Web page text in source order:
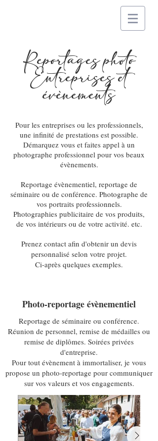
Reportages photo
Entreprises et
évènements
Pour les entreprises ou les professionnels,
une infinité de prestations est possible.
Démarquez vous et faites appel à un
photographe professionnel pour vos beaux
évènements.
Reportage évènementiel, reportage de
séminaire ou de conférence. Photographe de
vos portraits professionnels.
Photographies publicitaire de vos produits,
de vos intérieurs ou de votre activité. etc.
Prenez contact afin d'obtenir un devis
personnalisé selon votre projet.
Ci-après quelques exemples.
Photo-reportage évènementiel
Reportage de séminaire ou conférence.
Réunion de personnel, remise de médailles ou
remise de diplômes. Soirées privées
d'entreprise.
Pour tout évènement à immortaliser, je vous
propose un photo-reportage pour communiquer
sur vos valeurs et vos engagements.